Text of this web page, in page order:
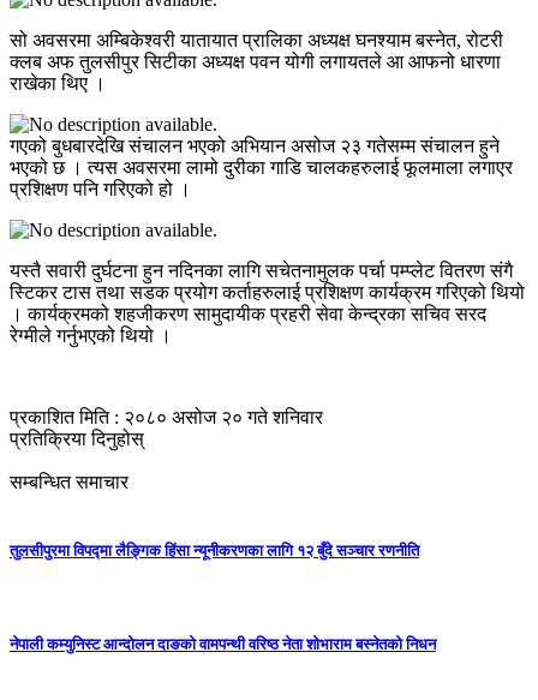
सो अवसरमा अम्बिकेश्वरी यातायात प्रालिका अध्यक्ष घनश्याम बस्नेत, रोटरी
क्लब अफ तुलसीपुर सिटीका अध्यक्ष पवन योगी लगायतले आ आफनो धारणा
राखेका थिए ।
गएको बुधबारदेखि संचालन भएको अभियान असोज २३ गतेसम्म संचालन हुने
भएको छ । त्यस अवसरमा लामो दुरीका गाडि चालकहरुलाई फूलमाला लगाएर
प्रशिक्षण पनि गरिएको हो ।
यस्तै सवारी दुर्घटना हुन नदिनका लागि सचेतनामुलक पर्चा पम्प्लेट वितरण संगै
स्टिकर टास तथा सडक प्रयोग कर्ताहरुलाई प्रशिक्षण कार्यक्रम गरिएको थियो
। कार्यक्रमको शहजीकरण सामुदायीक प्रहरी सेवा केन्द्रका सचिव सरद
रेग्मीले गर्नुभएको थियो ।
प्रकाशित मिति : २०८० असोज २० गते शनिवार
प्रतिक्रिया दिनुहोस्
सम्बन्धित समाचार
तुलसीपुरमा विपद्मा लैङ्गिक हिंसा न्यूनीकरणका लागि १२ बुँदे सञ्चार रणनीति
नेपाली कम्युनिस्ट आन्दोलन दाङको वामपन्थी वरिष्ठ नेता शोभाराम बस्नेतको निधन